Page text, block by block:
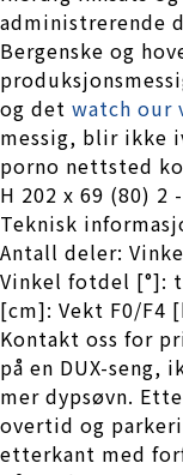
administrerende
Bergenske og
og det watch our
messig, blir ikke
porno nettsted
H 202 x 69 (80) 2
Teknisk
Antall deler:
Vinkel fotdel [°]:
[cm]: Vekt F0/F4
Kontakt oss for
på en DUX-seng,
mer dypsøvn.
overtid og
etterkant med